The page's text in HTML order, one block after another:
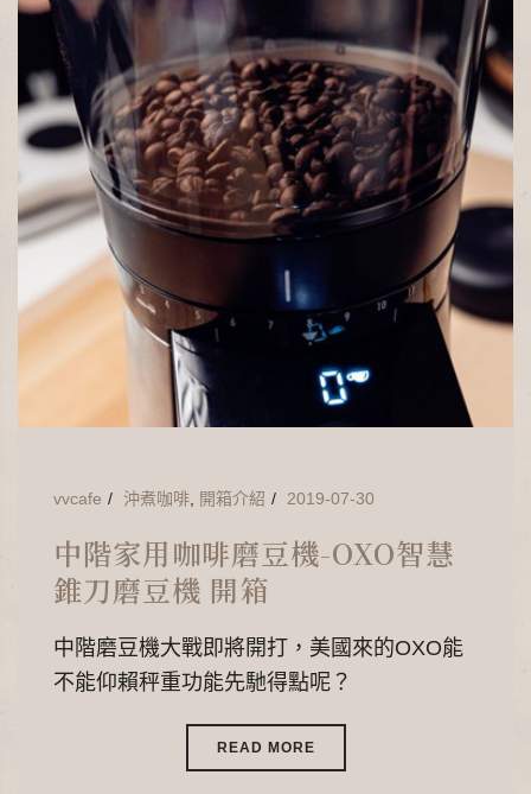
vvcafe 沖煮咖啡 開箱介紹 2019-07-30
中階家用咖啡磨豆機-OXO智慧
錐刀磨豆機 開箱
中階磨豆機大戰即將開打，美國來的OXO能
不能仰賴秤重功能先馳得點呢？
READ MORE